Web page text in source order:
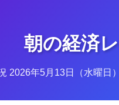
朝の経済
2026年5月13日（水曜日